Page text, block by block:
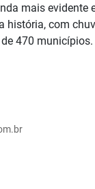
mais evidente
história, com
470 municípios.